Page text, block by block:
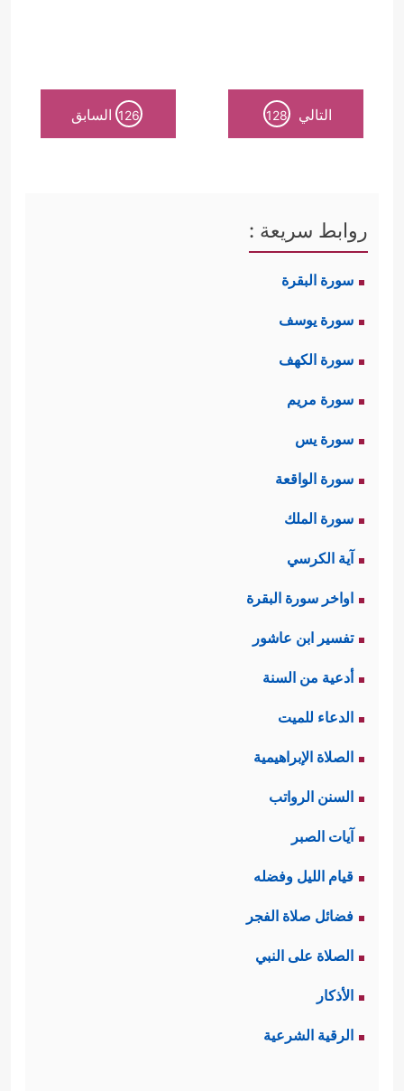
التالي 128
126 السابق
روابط سريعة :
سورة البقرة
سورة يوسف
سورة الكهف
سورة مريم
سورة يس
سورة الواقعة
سورة الملك
آية الكرسي
اواخر سورة البقرة
تفسير ابن عاشور
أدعية من السنة
الدعاء للميت
الصلاة الإبراهيمية
السنن الرواتب
آيات الصبر
قيام الليل وفضله
فضائل صلاة الفجر
الصلاة على النبي
الأذكار
الرقية الشرعية